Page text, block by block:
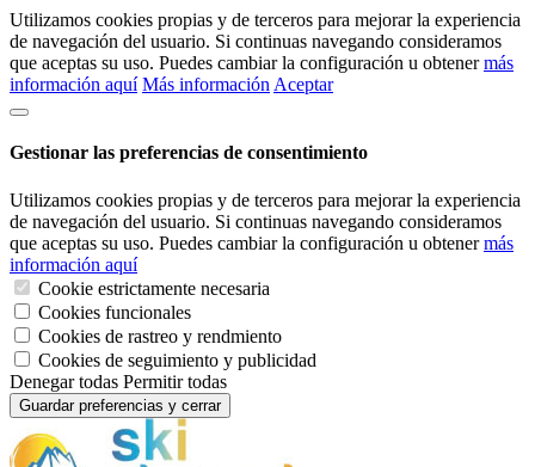
Utilizamos cookies propias y de terceros para mejorar la experiencia
de navegación del usuario. Si continuas navegando consideramos
que aceptas su uso. Puedes cambiar la configuración u obtenermás
información aquí Más información Aceptar
Gestionar las preferencias de consentimiento
Utilizamos cookies propias y de terceros para mejorar la experiencia
de navegación del usuario. Si continuas navegando consideramos
que aceptas su uso. Puedes cambiar la configuración u obtenermás
información aquí
Cookie estrictamente necesaria
Cookies funcionales
Cookies de rastreo y rendmiento
Cookies de seguimiento y publicidad
Denegar todas Permitir todas
Guardar preferencias y cerrar